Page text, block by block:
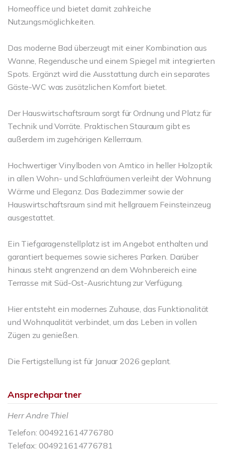
Homeoffice und bietet damit zahlreiche
Nutzungsmöglichkeiten.
Das moderne Bad überzeugt mit einer Kombination aus
Wanne, Regendusche und einem Spiegel mit integrierten
Spots. Ergänzt wird die Ausstattung durch ein separates
Gäste-WC was zusätzlichen Komfort bietet.
Der Hauswirtschaftsraum sorgt für Ordnung und Platz für
Technik und Vorräte. Praktischen Stauraum gibt es
außerdem im zugehörigen Kellerraum.
Hochwertiger Vinylboden von Amtico in heller Holzoptik
in allen Wohn- und Schlafräumen verleiht der Wohnung
Wärme und Eleganz. Das Badezimmer sowie der
Hauswirtschaftsraum sind mit hellgrauem Feinsteinzeug
ausgestattet.
Ein Tiefgaragenstellplatz ist im Angebot enthalten und
garantiert bequemes sowie sicheres Parken. Darüber
hinaus steht angrenzend an dem Wohnbereich eine
Terrasse mit Süd-Ost-Ausrichtung zur Verfügung.
Hier entsteht ein modernes Zuhause, das Funktionalität
und Wohnqualität verbindet, um das Leben in vollen
Zügen zu genießen.
Die Fertigstellung ist für Januar 2026 geplant.
Ansprechpartner
Herr Andre Thiel
Telefon: 004921614776780
Telefax: 004921614776781